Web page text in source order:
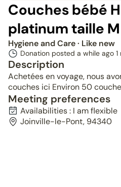
Couches bébé
platinum taille M
Hygiene and Care· Like new
Donation posted a while ago
Description
Achetées en voyage, nous
couches ici Environ 50
Meeting preferences
Availabilities : I am flexible
Joinville-le-Pont, 94340